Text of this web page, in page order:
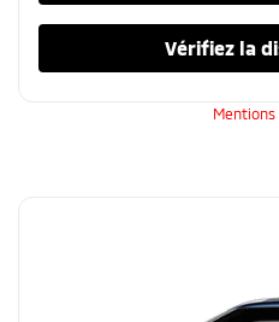
Vérifiez la
Mentions